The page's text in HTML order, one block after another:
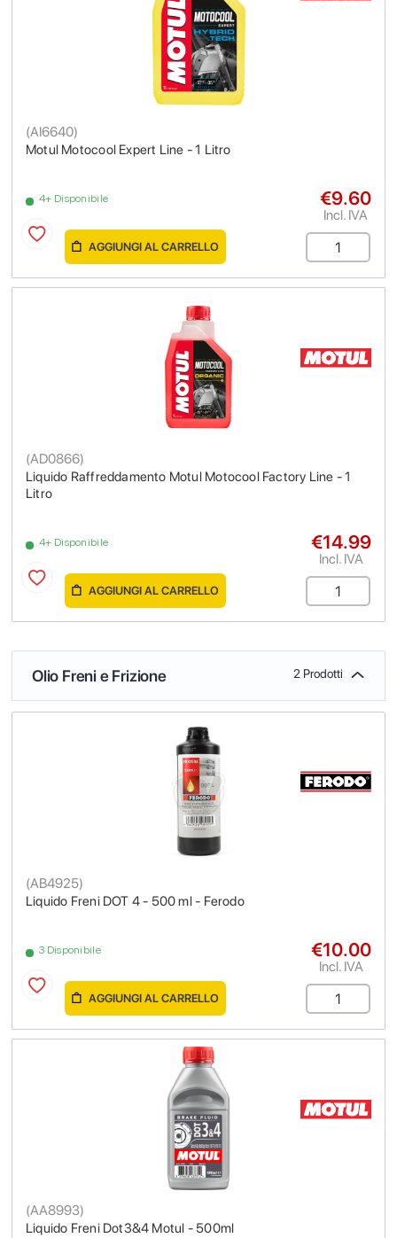
Motul Motocool Expert Line - 1 Litro
(AI6640)
4+ Disponibile €9.60
Incl. IVA
AGGIUNGI AL CARRELLO
Liquido Raffreddamento Motul Motocool Factory Line - 1
Litro
(AD0866)
4+ Disponibile €14.99
Incl. IVA
AGGIUNGI AL CARRELLO
Olio Freni e Frizione 2 Prodotti
Liquido Freni DOT 4 - 500 ml - Ferodo
(AB4925)
3 Disponibile €10.00
Incl. IVA
AGGIUNGI AL CARRELLO
Liquido Freni Dot3&4 Motul - 500ml
(AA8993)